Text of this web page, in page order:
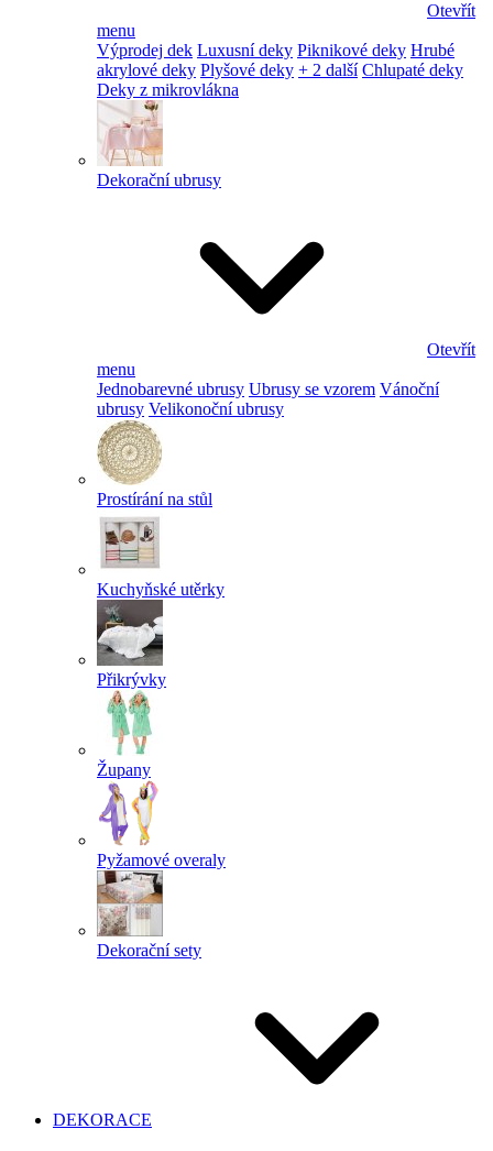
Otevřít
menu
Výprodej dek Luxusní deky Piknikové deky Hrubé
akrylové deky Plyšové deky + 2 další Chlupaté deky
Deky z mikrovlákna
Dekorační ubrusy
Otevřít
menu
Jednobarevné ubrusy Ubrusy se vzorem Vánoční
ubrusy Velikonoční ubrusy
Prostírání na stůl
Kuchyňské utěrky
Přikrývky
Župany
Pyžamové overaly
Dekorační sety
DEKORACE